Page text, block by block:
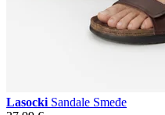
Lasocki Sandale Smeđe